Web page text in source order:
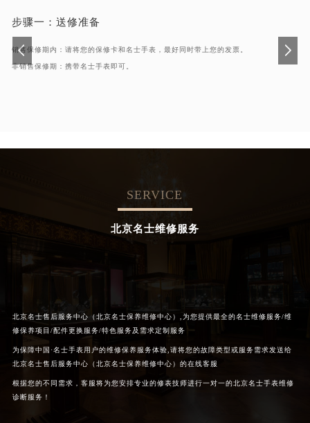
步骤一： 送修准备
销售保修期内：请将您的保修卡和名士手表，最好同时带上您的发票。
非销售保修期：携带名士手表即可。
SERVICE
北京名士维修服务
北京名士售后服务中心（北京名士保养维修中心）,为您提供最全的名士维修服务/维
修保养项目/配件更换服务/特色服务及需求定制服务
为保障中国·名士手表用户的维修保养服务体验,请将您的故障类型或服务需求发送给
北京名士售后服务中心（北京名士保养维修中心）的在线客服
根据您的不同需求，客服将为您安排专业的修表技师进行一对一的北京名士手表维修
诊断服务！